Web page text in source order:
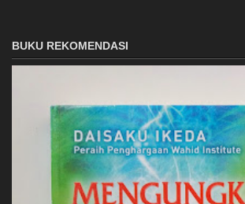
BUKU REKOMENDASI